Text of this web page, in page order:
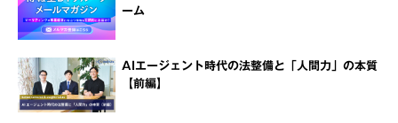
ーム
AIエージェント時代の法整備と「人間力」の本質
【前編】